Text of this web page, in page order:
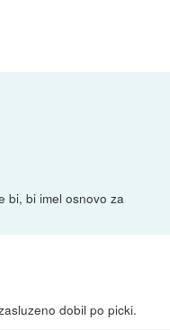
bi, bi imel osnovo za
dobil po picki.